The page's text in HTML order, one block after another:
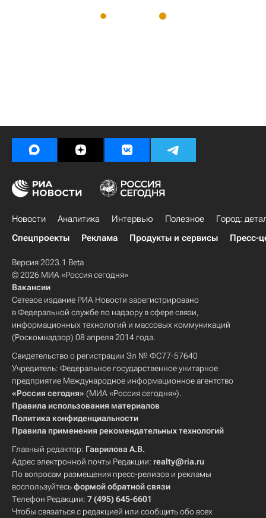
Новости Аналитика Интервью Полезное
Город:
Спецпроекты
Реклама Продукты и сервисы Пресс-
Версия 2023.1 Beta
© 2026 МИА «Россия сегодня»
Вакансии
Сетевое издание РИА Новости зарегистрировано
в Федеральной службе по надзору в сфере связи,
информационных технологий и массовых коммуникаций
(Роскомнадзор) 08 апреля 2014 года.
Свидетельство о регистрации Эл № ФС77-57640
Учредитель: Федеральное государственное унитарное
предприятие Международное информационное агентство
«Россия сегодня» (МИА «Россия сегодня»).
Правила использования материалов
Политика конфиденциальности
Правила применения рекомендательных технологий
Главный редактор: Гаврилова А.В.
Адрес электронной почты Редакции: realty@ria.ru
По вопросам размещения пресс-релизов и рекламы
воспользуйтесьформой обратной связи
Телефон Редакции: 7 (495) 645-6601
Чтобы связаться с редакцией или сообщить обо всех